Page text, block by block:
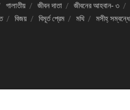
গালাতীয় জীবন দাতা জীবনের আহবান- ৩
বিজয় বিমূর্ত প্রেম মথি মসীহ্